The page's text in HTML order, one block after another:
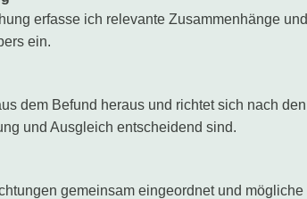
erfasse ich relevante Zusammenhänge und
ein.
dem Befund heraus und richtet sich nach den
und Ausgleich entscheidend sind.
gemeinsam eingeordnet und mögliche